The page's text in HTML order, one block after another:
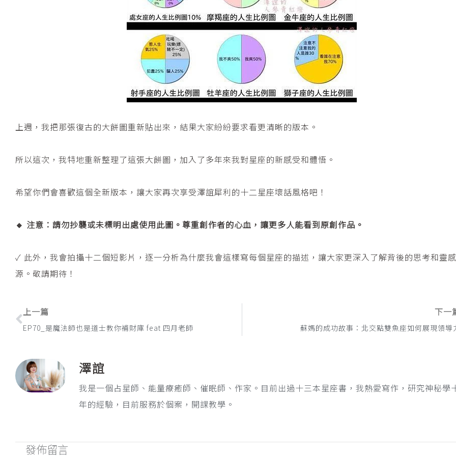
上週，我把那張復古的大餅圖重新貼出來，結果大家紛紛要求看更清晰的版本。
所以這次，我特地重新整理了這張大餅圖，加入了多年來我對星座的新感受和體悟。
希望你們會喜歡這個全新版本，讓大家再次享受澤誼犀利的十二星座壞話風格吧！
🔸 注意：請勿抄襲或未標明出處使用此圖。尊重創作者的心血，讓更多人能看到原創作品。
✓ 此外，我會拍攝十二個短影片，逐一分析為什麼我會這樣寫每個星座的描述，讓大家更深入了解背後的思考和靈
源。敬請期待！
上一頁
上一篇
EP70_是魔法師也是道士教你補財庫 feat 四月老師
下一
蘇媽的成功故事：北交點雙魚座如何展現領導
澤誼
我是一個占星師、能量療癒師、催眠師、作家。目前出過十三本星座書，我熱愛寫作，研究神秘學
年的經驗，目前服務於個案，開課教學。
發佈留言